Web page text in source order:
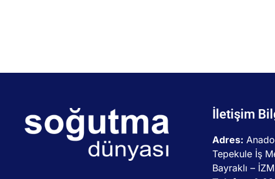
İletişim
Adres:
Tepekule İş
Bayraklı –